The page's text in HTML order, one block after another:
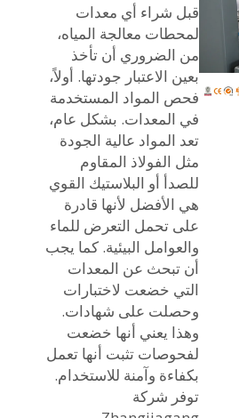
قبل شراء أي معدات
لمحطات معالجة المياه،
من الضروري أن تأخذ
بعين الاعتبار جودتها. أولاً،
فحص المواد المستخدمة
في المعدات. بشكل عام،
تعد المواد عالية الجودة
مثل الفولاذ المقاوم
للصدأ أو البلاستيك القوي
هي الأفضل لأنها قادرة
على تحمل التعرض للماء
والعوامل البيئية. كما يجب
أن تبحث عن المعدات
التي خضعت لاختبارات
وحصلت على شهادات.
وهذا يعني أنها خضعت
لفحوصات تثبت أنها تعمل
بكفاءة وآمنة للاستخدام.
توفر شركة